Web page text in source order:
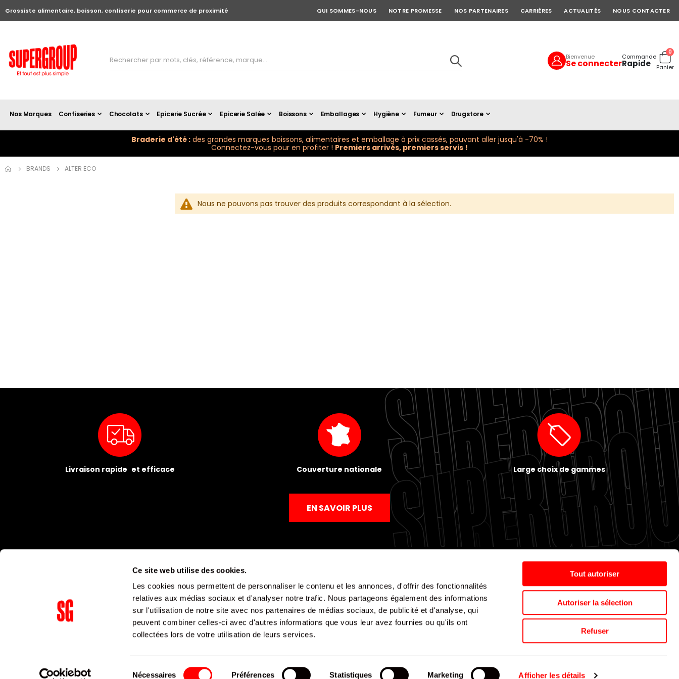
Ce site web utilise des cookies.
Les cookies nous permettent de personnaliser le contenu et les annonces, d'offrir des fonctionnalités
relatives aux médias sociaux et d'analyser notre trafic. Nous partageons également des informations
sur l'utilisation de notre site avec nos partenaires de médias sociaux, de publicité et d'analyse, qui
peuvent combiner celles-ci avec d'autres informations que vous leur avez fournies ou qu'ils ont
collectées lors de votre utilisation de leurs services.
Nécessaires Préférences Statistiques Marketing Afficher les détails
Tout autoriser
Autoriser la sélection
Refuser
Grossiste alimentaire, boisson, confiserie pour commerce de proximité QUI SOMMES-NOUS NOTRE PROMESSE NOS PARTENAIRES CARRIÈRES ACTUALITÉS NOUS CONTACTER
Bienvenue
Se connecter
Commande
Rapide Cart
0
Panier
Nos Marques Confiseries Chocolats Epicerie Sucrée Epicerie Salée Boissons Emballages Hygiène Fumeur Drugstore
Braderie d'été : des grandes marques boissons, alimentaires et emballage à prix cassés, pouvant aller jusqu'à -70% !
Connectez-vous pour en profiter ! Premiers arrivés, premiers servis !
BRANDS ALTER ECO
Nous ne pouvons pas trouver des produits correspondant à la sélection.
Livraison rapide et efficace Couverture nationale Large choix de gammes
EN SAVOIR PLUS
Mentions légales Politique de confidentialité CGV Politique de cookies Nos agences Espace presse
Supergroup © 2024. All Rights Reserved